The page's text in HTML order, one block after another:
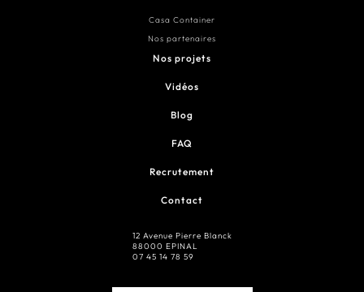
Casa Container
Nos partenaires
Nos projets
Vidéos
Blog
FAQ
Recrutement
Contact
12 Avenue Pierre Blanck
88000 EPINAL
07 45 14 78 59